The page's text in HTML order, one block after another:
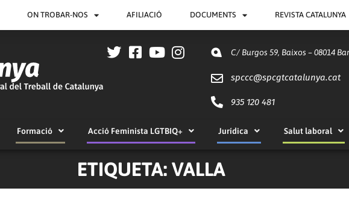
ON TROBAR-NOS AFILIACIÓ DOCUMENTS REVISTA CATALUNYA
C/ Burgos 59, Baixos – 08014
spccc@spcgtcatalunya.cat
935 120 481
Formació Acció Feminista LGTBIQ+ Jurídica Salut laboral
ETIQUETA: VALLA